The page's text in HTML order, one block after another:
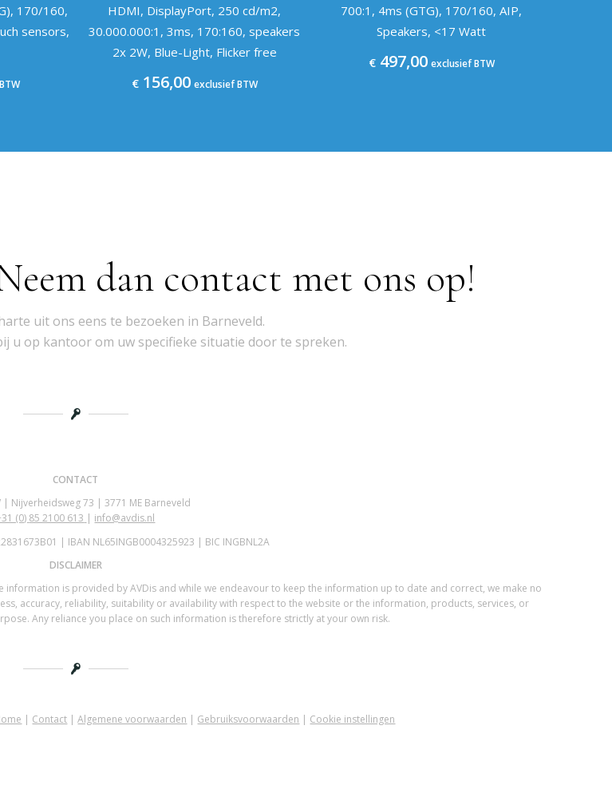
170/160,
sensors,
HDMI, DisplayPort, 250 cd/m2,
30.000.000:1, 3ms, 170:160, speakers
2x 2W, Blue-Light, Flicker free
€156,00 exclusief BTW
700:1, 4ms (GTG), 170/160, AIP,
Speakers, <17 Watt
€497,00 exclusief BTW
dan contact met ons op!
uit ons eens te bezoeken in Barneveld.
u op kantoor om uw specifieke situatie door te spreken.
CONTACT
| Nijverheidsweg 73 | 3771 ME Barneveld
(0) 85 2100 613 | info@avdis.nl
| IBAN NL65INGB0004325923 | BIC INGBNL2A
DISCLAIMER
is provided by AVDis and while we endeavour to keep the information up to date and correct, we make no
accuracy, reliability, suitability or availability with respect to the website or the information, products, services, or
Any reliance you place on such information is therefore strictly at your own risk.
| Contact |Algemene voorwaarden | Gebruiksvoorwaarden | Cookie instellingen